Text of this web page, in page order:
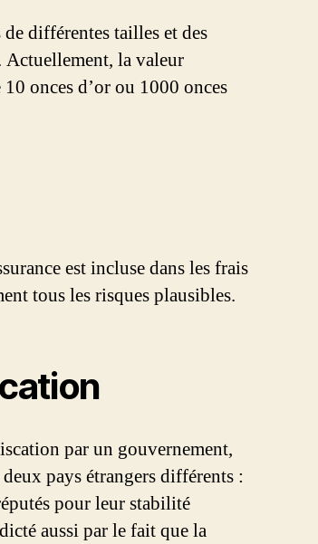
différentes tailles et des
Actuellement, la valeur
onces d’or ou 1000 onces
est incluse dans les frais
tous les risques plausibles.
par un gouvernement,
pays étrangers différents :
pour leur stabilité
aussi par le fait que la